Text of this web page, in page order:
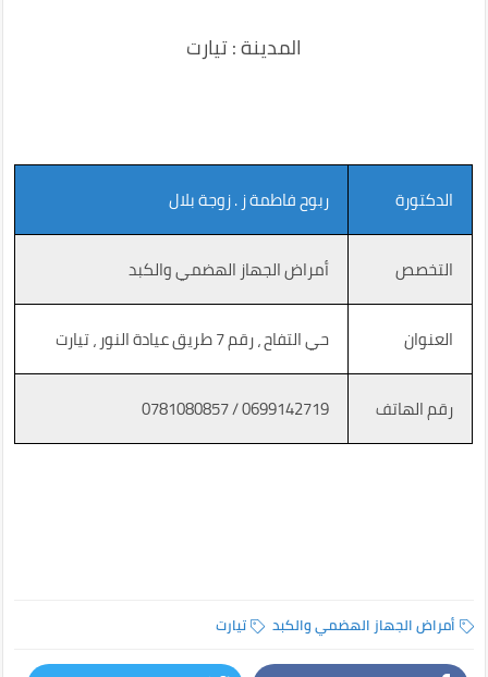
المدينة : تيارت
ربوح فاطمة ز . زوجة بلال الدكتورة
أمراض الجهاز الهضمي والكبد التخصص
حي التفاح ، رقم 7 طريق عيادة النور ، تيارت العنوان
0781080857 / 0699142719 رقم الهاتف
أمراض الجهاز الهضمي والكبد تيارت